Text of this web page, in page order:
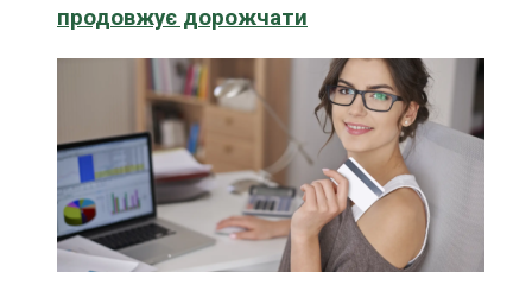
продовжує дорожчати